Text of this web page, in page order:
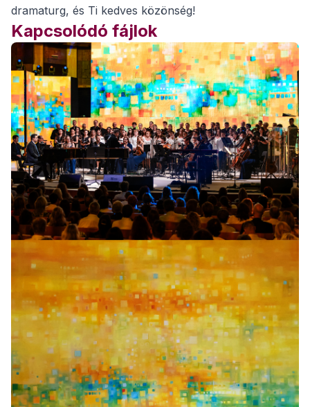
dramaturg, és Ti kedves közönség!
Kapcsolódó fájlok